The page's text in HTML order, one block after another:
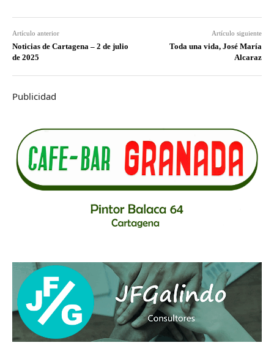
Artículo anterior
Noticias de Cartagena – 2 de julio
de 2025
Artículo siguiente
Toda una vida, José María
Alcaraz
Publicidad